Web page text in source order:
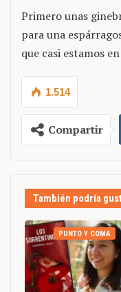
Primero unas
para una
que casi estamos
1.514
Compartir
También podría
PUNTO Y COMA